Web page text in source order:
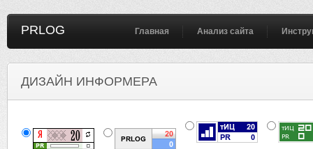
PRLOG Главная Анализ сайта
ДИЗАЙН ИНФОРМЕРА